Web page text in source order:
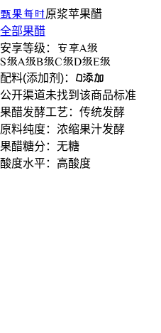
甄果每时原浆苹果醋
全部果醋
安享等级：
安享A级
S级A级B级C级D级E级
配料(添加剂)： 0添加
公开渠道未找到该商品标准
果醋发酵工艺： 传统发酵
原料纯度： 浓缩果汁发酵
果醋糖分： 无糖
酸度水平： 高酸度